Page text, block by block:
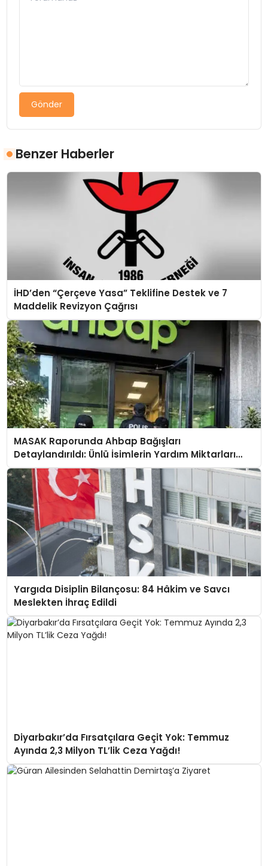
Gönder
Benzer Haberler
İHD’den “Çerçeve Yasa” Teklifine Destek ve 7
Maddelik Revizyon Çağrısı
MASAK Raporunda Ahbap Bağışları
Detaylandırıldı: Ünlü İsimlerin Yardım Miktarları
Ortaya Çıktı
Yargıda Disiplin Bilançosu: 84 Hâkim ve Savcı
Meslekten İhraç Edildi
Diyarbakır’da Fırsatçılara Geçit Yok: Temmuz
Ayında 2,3 Milyon TL’lik Ceza Yağdı!